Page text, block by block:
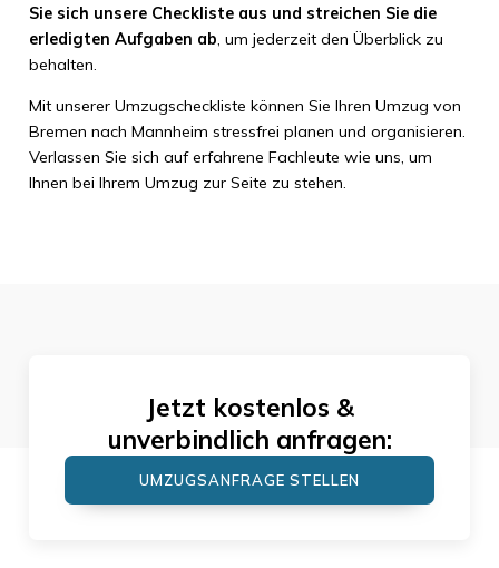
Sie sich unsere Checkliste aus und streichen Sie die
erledigten Aufgaben ab, um jederzeit den Überblick zu
behalten.
Mit unserer Umzugscheckliste können Sie Ihren Umzug von
Bremen nach Mannheim stressfrei planen und organisieren.
Verlassen Sie sich auf erfahrene Fachleute wie uns, um
Ihnen bei Ihrem Umzug zur Seite zu stehen.
Jetzt kostenlos &
unverbindlich anfragen:
UMZUGSANFRAGE STELLEN